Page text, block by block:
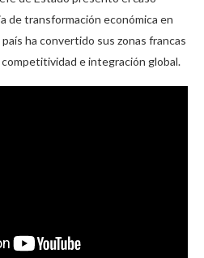
de transformación económica en
ha convertido sus zonas francas
e integración global.